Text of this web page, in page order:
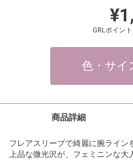
GRLポイン
色・サイ
商品詳細
フレアスリーブで綺麗に腕ライン
上品な微光沢が、フェミニンな大